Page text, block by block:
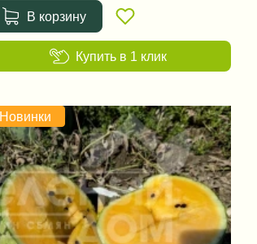
В корзину
Купить в 1 клик
Новинки